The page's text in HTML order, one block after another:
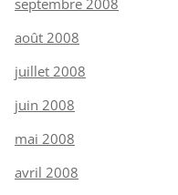
août 2008
juillet 2008
juin 2008
mai 2008
avril 2008